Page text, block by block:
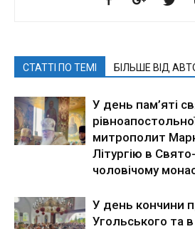
СТАТТІ ПО ТЕМІ БІЛЬШЕ ВІД
У день пам’яті
митрополит
Літургію в
чоловічому
У день кончини
Угольського та